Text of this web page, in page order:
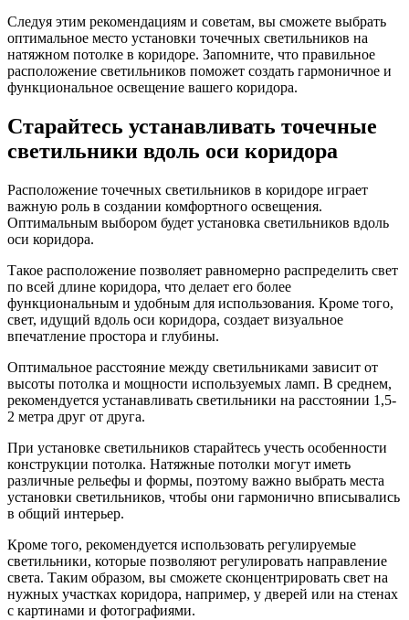
Следуя этим рекомендациям и советам, вы сможете выбрать
оптимальное место установки точечных светильников на
натяжном потолке в коридоре. Запомните, что правильное
расположение светильников поможет создать гармоничное и
функциональное освещение вашего коридора.
Старайтесь устанавливать точечные
светильники вдоль оси коридора
Расположение точечных светильников в коридоре играет
важную роль в создании комфортного освещения.
Оптимальным выбором будет установка светильников вдоль
оси коридора.
Такое расположение позволяет равномерно распределить свет
по всей длине коридора, что делает его более
функциональным и удобным для использования. Кроме того,
свет, идущий вдоль оси коридора, создает визуальное
впечатление простора и глубины.
Оптимальное расстояние между светильниками зависит от
высоты потолка и мощности используемых ламп. В среднем,
рекомендуется устанавливать светильники на расстоянии 1,5-
2 метра друг от друга.
При установке светильников старайтесь учесть особенности
конструкции потолка. Натяжные потолки могут иметь
различные рельефы и формы, поэтому важно выбрать места
установки светильников, чтобы они гармонично вписывались
в общий интерьер.
Кроме того, рекомендуется использовать регулируемые
светильники, которые позволяют регулировать направление
света. Таким образом, вы сможете сконцентрировать свет на
нужных участках коридора, например, у дверей или на стенах
с картинами и фотографиями.